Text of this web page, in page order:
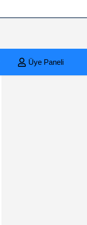
Üye Paneli